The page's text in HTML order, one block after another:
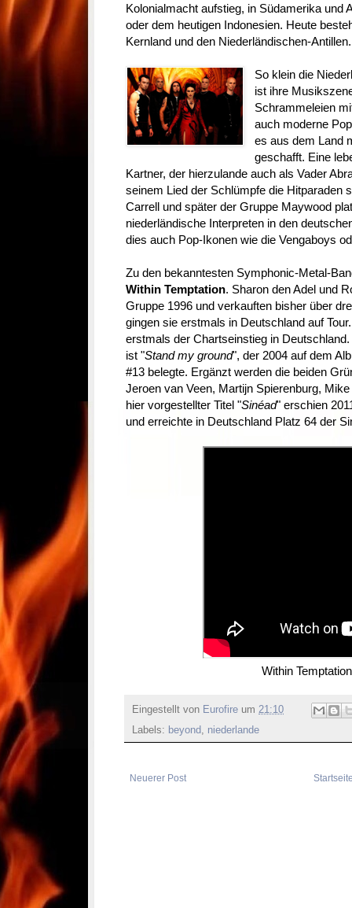
Kolonialmacht aufstieg, in Südamerika und
oder dem heutigen Indonesien. Heute
Kernland und den Niederländischen-Antillen.
So klein die
ist ihre
Schrammeleien
auch moderne
es aus dem Land
geschafft. Eine
Kartner, der hierzulande auch als Vader
seinem Lied der Schlümpfe die Hitparaden
Carrell und später der Gruppe Maywood
niederländische Interpreten in den
dies auch Pop-Ikonen wie die Vengaboys
Zu den bekanntesten Symphonic-Metal-
Within Temptation. Sharon den Adel und
Gruppe 1996 und verkauften bisher über
gingen sie erstmals in Deutschland auf
erstmals der Chartseinstieg in
ist "Stand my ground", der 2004 auf dem
#13 belegte. Ergänzt werden die beiden
Jeroen van Veen, Martijn Spierenburg,
hier vorgestellter Titel "Sinéad" erschien
und erreichte in Deutschland Platz 64 der
Within
Eingestellt von Eurofire um 21:10
Labels: beyond, niederlande
Neuerer Post